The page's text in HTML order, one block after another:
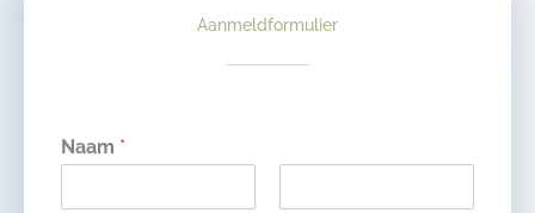
Aanmeldformulier
Naam *